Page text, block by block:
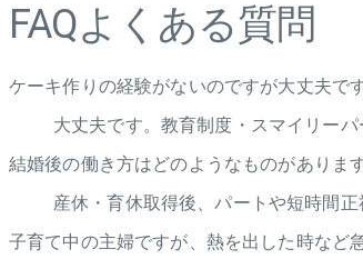
FAQよくある質問
ケーキ作りの経験がないのですが大丈夫で
大丈夫です。教育制度・スマイリー
結婚後の働き方はどのようなものがありま
産休・育休取得後、パートや短時間
子育て中の主婦ですが、熱を出した時など